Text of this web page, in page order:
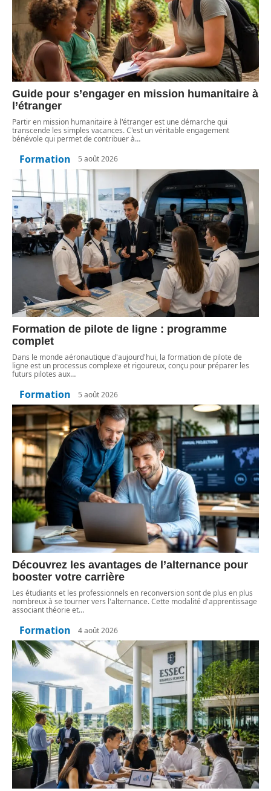
Guide pour s’engager en mission humanitaire à
l’étranger
Partir en mission humanitaire à l'étranger est une démarche qui
transcende les simples vacances. C'est un véritable engagement
bénévole qui permet de contribuer à…
Formation 5 août 2026
Formation de pilote de ligne : programme
complet
Dans le monde aéronautique d'aujourd'hui, la formation de pilote de
ligne est un processus complexe et rigoureux, conçu pour préparer les
futurs pilotes aux…
Formation 5 août 2026
Découvrez les avantages de l’alternance pour
booster votre carrière
Les étudiants et les professionnels en reconversion sont de plus en plus
nombreux à se tourner vers l'alternance. Cette modalité d'apprentissage
associant théorie et…
Formation 4 août 2026